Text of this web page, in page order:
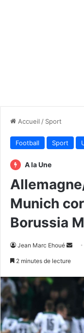
Accueil / Sport
Football Sport
A la Une
Munich
Borussia
Jean Marc Ehoué
2 minutes de lecture